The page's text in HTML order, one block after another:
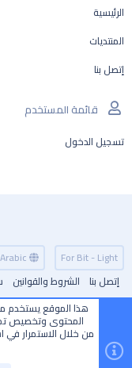
الرئيسية
المنتديات
إتصل بنا
قائمة المستخدم
تسجيل الدخول
For Bit - Light
إتصل بنا الشروط والقوانين
هذا الموقع يستخدم
المحتوى وتخصيص
من خلال الاستمرار في